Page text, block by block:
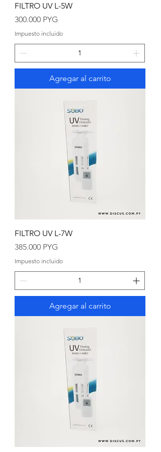
FILTRO UV L-5W
Precio
300.000 PYG
Impuesto incluido
Agregar al carrito
FILTRO UV L-7W
Precio
385.000 PYG
Impuesto incluido
Agregar al carrito